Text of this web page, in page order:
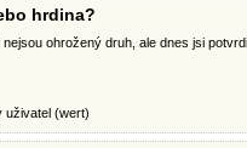
hrdina?
ohrožený druh, ale dnes jsi
uživatel (wert)